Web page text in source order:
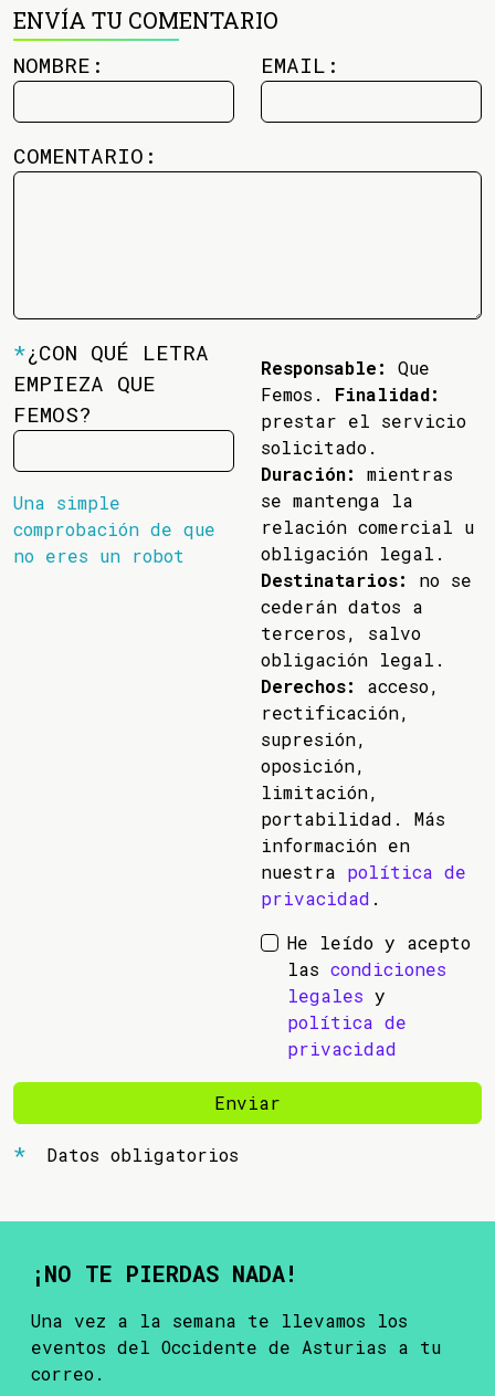
ENVÍA TU COMENTARIO
NOMBRE: EMAIL:
COMENTARIO:
*¿CON QUÉ LETRA
EMPIEZA QUE
FEMOS?
Una simple
comprobación de que
no eres un robot
Responsable:
Que
Femos. Finalidad:
prestar el servicio
solicitado.
Duración:
mientras
se mantenga la
relación comercial u
obligación legal.
Destinatarios:
no se
cederán datos a
terceros, salvo
obligación legal.
Derechos:
acceso,
rectificación,
supresión,
oposición,
limitación,
portabilidad. Más
información en
nuestra política de
privacidad .
He leído y acepto
las condiciones
legales y
política de
privacidad
Enviar
Datos obligatorios
¡NO TE PIERDAS NADA!
Una vez a la semana te llevamos los
eventos del Occidente de Asturias a tu
correo.